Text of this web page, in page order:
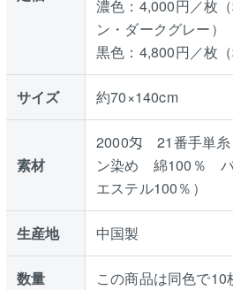
濃色：4,000円／枚
ン・ダークグレー）
黒色：4,800円／枚（
サイズ 約70×140cm
素材
2000匁 21番手単
ン染め 綿100％ バ
エステル100％）
生産地 中国製
数量 この商品は同色で10